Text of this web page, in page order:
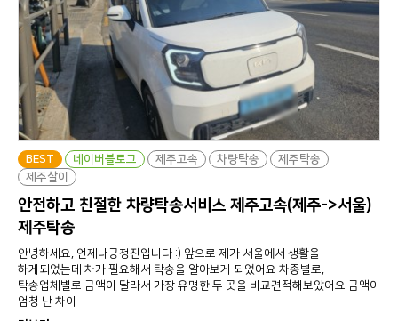
BEST 네이버블로그 제주고속 차량탁송
제주탁송
제주살이
안전하고 친절한 차량탁송서비스 제주고속(제주->서울)
제주탁송
안녕하세요, 언제나긍정진입니다 :) 앞으로 제가 서울에서 생활을
하게되었는데 차가 필요해서 탁송을 알아보게 되었어요 차종별로,
탁송업체별로 금액이 달라서 가장 유명한 두 곳을 비교견적해보았어요 금액이
엄청 난 차이…